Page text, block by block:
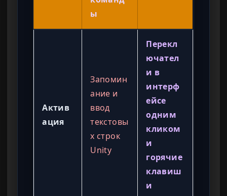
ы
Актив
ация
Запомин
ание и
ввод
текстовы
х строк
Unity
Перекл
ючател
и в
интерф
ейсе
одним
кликом
и
горячие
клавиш
и